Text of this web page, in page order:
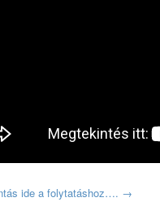
ide a folytatáshoz…. →